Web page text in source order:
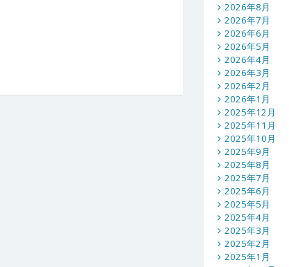
2026年8月
2026年7月
2026年6月
2026年5月
2026年4月
2026年3月
2026年2月
2026年1月
2025年12月
2025年11月
2025年10月
2025年9月
2025年8月
2025年7月
2025年6月
2025年5月
2025年4月
2025年3月
2025年2月
2025年1月